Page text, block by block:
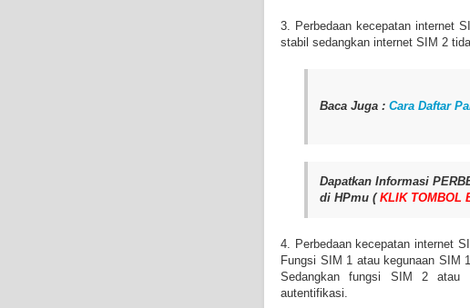
3. Perbedaan kecepatan internet
stabil sedangkan internet SIM 2
Baca Juga : Cara Daftar
Dapatkan Informasi
di HPmu (KLIK TOMBOL
4. Perbedaan kecepatan internet
Fungsi SIM 1 atau kegunaan SIM
Sedangkan fungsi SIM 2 atau
autentifikasi.